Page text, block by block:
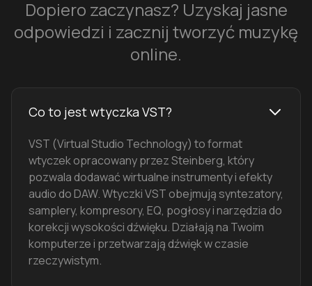
Dopiero zaczynasz? Uzyskaj jasne
odpowiedzi i zacznij tworzyć muzykę
online.
Co to jest wtyczka VST?
VST (Virtual Studio Technology) to format
wtyczek opracowany przez Steinberg, który
pozwala dodawać wirtualne instrumenty i efekty
audio do DAW. Wtyczki VST obejmują syntezatory,
samplery, kompresory, EQ, pogłosy i narzędzia do
korekcji wysokości dźwięku. Działają na Twoim
komputerze i przetwarzają dźwięk w czasie
rzeczywistym.